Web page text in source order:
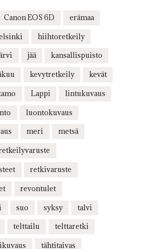
Canon EOS 6D erämaa
hiihtoretkeily
jää kansallispuisto
kevytretkeily kevät
Lappi lintukuvaus
luontokuvaus
meri metsä
retkivaruste
revontulet
suo syksy talvi
telttailu telttaretki
tähtitaivas